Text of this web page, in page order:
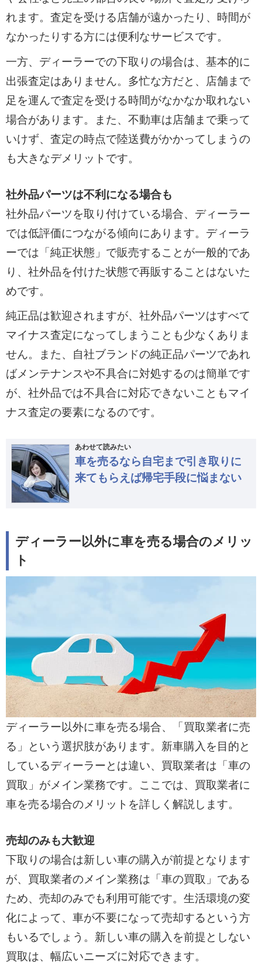
れます。査定を受ける店舗が遠かったり、時間が
なかったりする方には便利なサービスです。
一方、ディーラーでの下取りの場合は、基本的に
出張査定はありません。多忙な方だと、店舗まで
足を運んで査定を受ける時間がなかなか取れない
場合があります。また、不動車は店舗まで乗って
いけず、査定の時点で陸送費がかかってしまうの
も大きなデメリットです。
社外品パーツは不利になる場合も
社外品パーツを取り付けている場合、ディーラー
では低評価につながる傾向にあります。ディーラ
ーでは「純正状態」で販売することが一般的であ
り、社外品を付けた状態で再販することはないた
めです。
純正品は歓迎されますが、社外品パーツはすべて
マイナス査定になってしまうことも少なくありま
せん。また、自社ブランドの純正品パーツであれ
ばメンテナンスや不具合に対処するのは簡単です
が、社外品では不具合に対応できないこともマイ
ナス査定の要素になるのです。
あわせて読みたい
車を売るなら自宅まで引き取りに
来てもらえば帰宅手段に悩まない
ディーラー以外に車を売る場合のメリッ
ト
ディーラー以外に車を売る場合、「買取業者に売
る」という選択肢があります。新車購入を目的と
しているディーラーとは違い、買取業者は「車の
買取」がメイン業務です。ここでは、買取業者に
車を売る場合のメリットを詳しく解説します。
売却のみも大歓迎
下取りの場合は新しい車の購入が前提となります
が、買取業者のメイン業務は「車の買取」である
ため、売却のみでも利用可能です。生活環境の変
化によって、車が不要になって売却するという方
もいるでしょう。新しい車の購入を前提としない
買取は、幅広いニーズに対応できます。